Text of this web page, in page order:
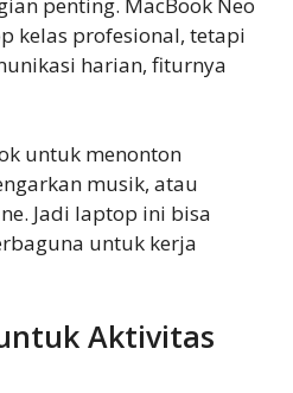
kelas profesional, tetapi
harian, fiturnya
untuk menonton
musik, atau
Jadi laptop ini bisa
untuk kerja
Aktivitas